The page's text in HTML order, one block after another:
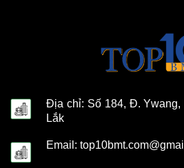
Địa chỉ: Số 184, Đ. Ywang,
Lắk
Email: